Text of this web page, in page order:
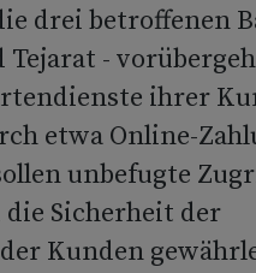
drei betroffenen
Tejarat -
ihrer
etwa Online-
unbefugte
Sicherheit der
Kunden